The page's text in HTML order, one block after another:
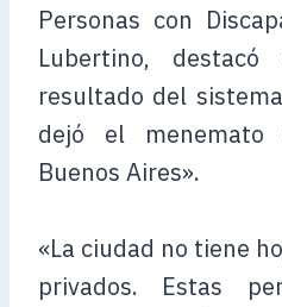
Personas con
Lubertino,
resultado del
dejó el
Buenos Aires».
«La ciudad no tiene
privados. Estas